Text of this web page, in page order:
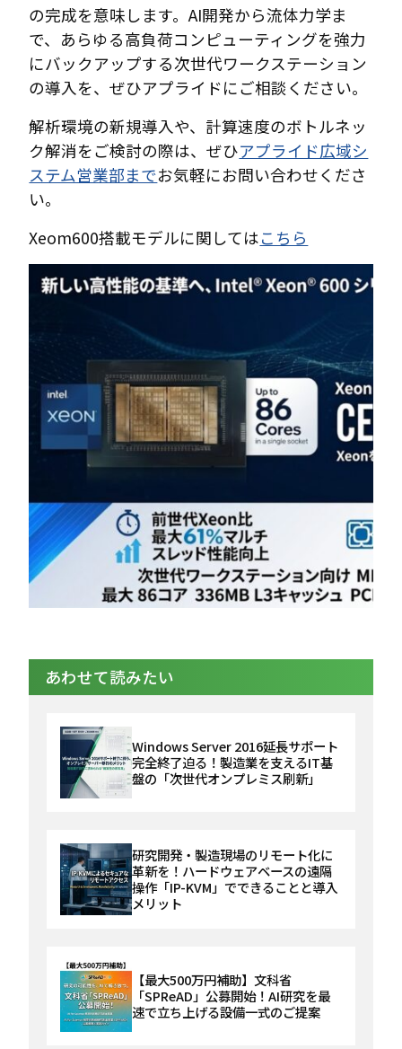
の完成を意味します。AI開発から流体力学ま
で、あらゆる高負荷コンピューティングを強力
にバックアップする次世代ワークステーション
の導入を、ぜひアプライドにご相談ください。
解析環境の新規導入や、計算速度のボトルネッ
ク解消をご検討の際は、ぜひアプライド広域シ
ステム営業部までお気軽にお問い合わせくださ
い。
Xeom600搭載モデルに関してはこちら
あわせて読みたい
Windows Server 2016延長サポート
完全終了迫る！製造業を支えるIT基
盤の「次世代オンプレミス刷新」
研究開発・製造現場のリモート化に
革新を！ハードウェアベースの遠隔
操作「IP-KVM」でできることと導入
メリット
【最大500万円補助】文科省
「SPReAD」公募開始！AI研究を最
速で立ち上げる設備一式のご提案